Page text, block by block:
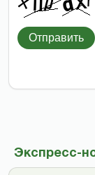
Экспресс-
Отправить